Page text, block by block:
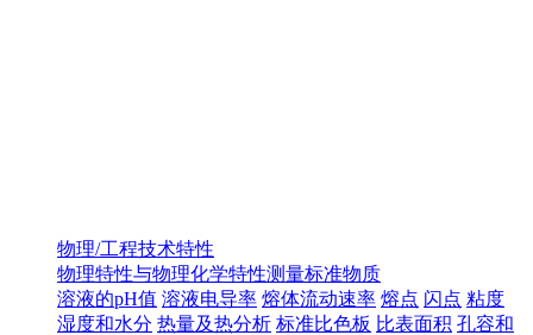
物理/工程技术特性
物理特性与物理化学特性测量标准物质
溶液的pH值 溶液电导率 熔体流动速率 熔点 闪点 粘度
湿度和水分 热量及热分析 标准比色板 比表面积 孔容和